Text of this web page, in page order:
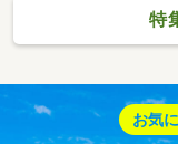
特
お気